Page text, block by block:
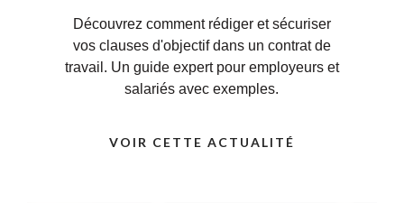
Découvrez comment rédiger et sécuriser
vos clauses d'objectif dans un contrat de
travail. Un guide expert pour employeurs et
salariés avec exemples.
VOIR CETTE ACTUALITÉ